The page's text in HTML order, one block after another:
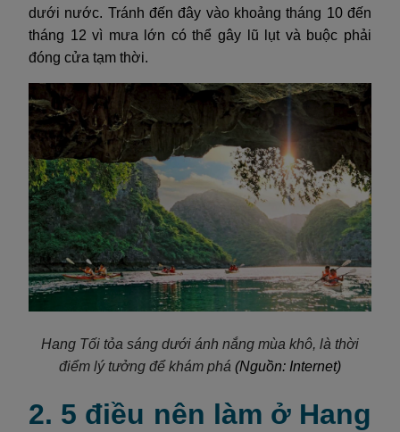
dưới nước. Tránh đến đây vào khoảng tháng 10 đến
tháng 12 vì mưa lớn có thể gây lũ lụt và buộc phải
đóng cửa tạm thời.
Hang Tối tỏa sáng dưới ánh nắng mùa khô, là thời
điểm lý tưởng để khám phá (Nguồn: Internet)
2. 5 điều nên làm ở Hang